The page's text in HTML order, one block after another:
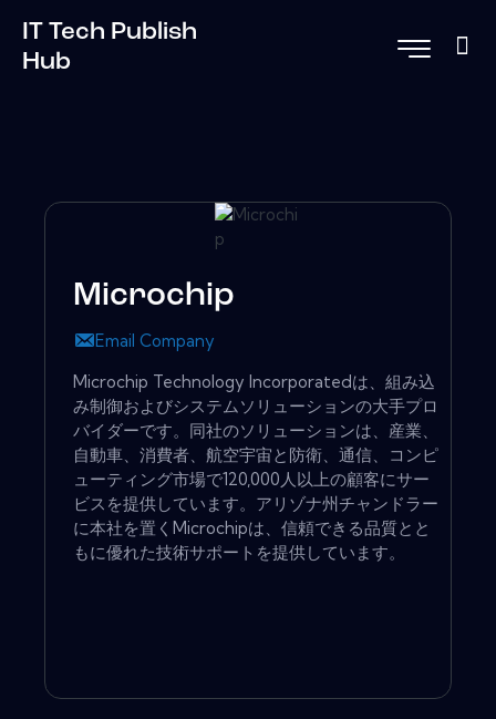
IT Tech Publish
Hub
Microchip
Email Company
Microchip Technology Incorporatedは、組み込
み制御およびシステムソリューションの大手プロ
バイダーです。同社のソリューションは、産業、
自動車、消費者、航空宇宙と防衛、通信、コンピ
ューティング市場で120,000人以上の顧客にサー
ビスを提供しています。アリゾナ州チャンドラー
に本社を置くMicrochipは、信頼できる品質とと
もに優れた技術サポートを提供しています。